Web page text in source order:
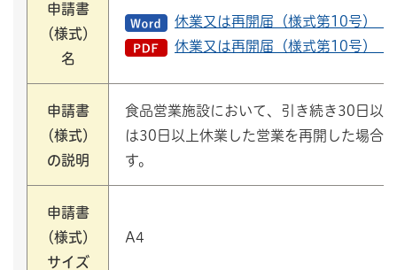
申請書
（様式）
名
休業又は再開届（様式第10号）
休業又は再開届（様式第10号）
申請書
（様式）
の説明
食品営業施設において、引き続き30日以
は30日以上休業した営業を再開した場合
す。
申請書
（様式）
サイズ
A4